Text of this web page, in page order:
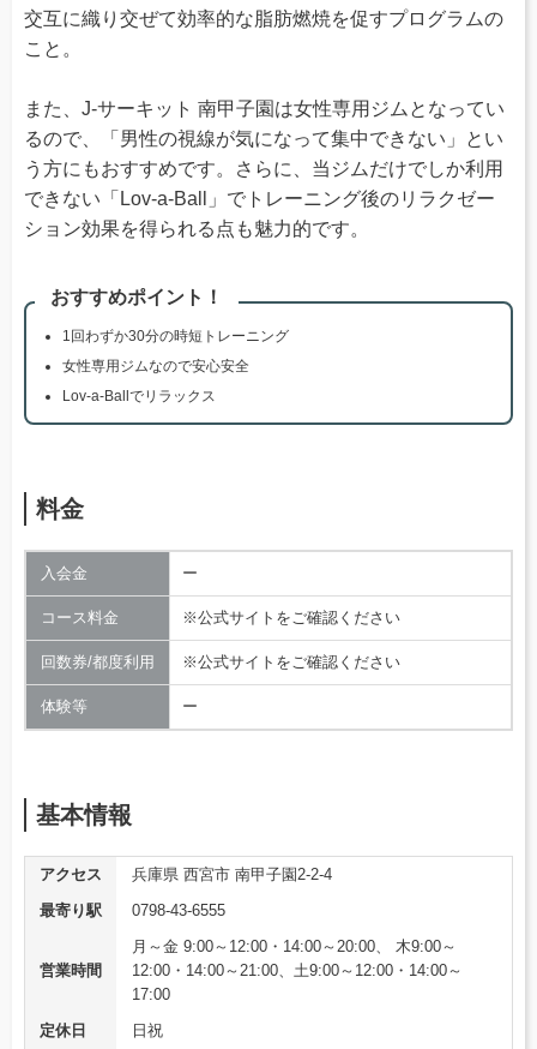
交互に織り交ぜて効率的な脂肪燃焼を促すプログラムの
こと。
また、J-サーキット 南甲子園は女性専用ジムとなってい
るので、「男性の視線が気になって集中できない」とい
う方にもおすすめです。さらに、当ジムだけでしか利用
できない「Lov-a-Ball」でトレーニング後のリラクゼー
ション効果を得られる点も魅力的です。
おすすめポイント！
1回わずか30分の時短トレーニング
女性専用ジムなので安心安全
Lov-a-Ballでリラックス
料金
入会金 ー
コース料金 ※公式サイトをご確認ください
回数券/都度利用 ※公式サイトをご確認ください
体験等 ー
基本情報
アクセス
兵庫県 西宮市 南甲子園2-2-4
最寄り駅
0798-43-6555
営業時間
月～金 9:00～12:00・14:00～20:00、 木9:00～
12:00・14:00～21:00、土9:00～12:00・14:00～
17:00
定休日
日祝